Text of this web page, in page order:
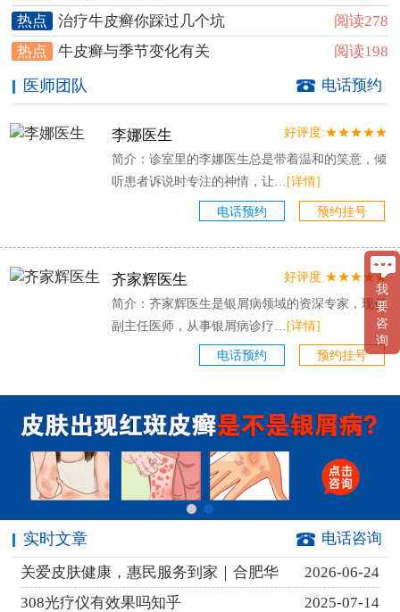
热点
治疗牛皮癣你踩过几个坑
阅读278
热点
牛皮癣与季节变化有关 阅读198
医师团队 电话预约
李娜医生
好评度:★★★★★
简介：诊室里的李娜医生总是带着温和的笑意，倾
听患者诉说时专注的神情，让… [详情]
电话预约 预约挂号
齐家辉医生
好评度:★★★★★
简介：齐家辉医生是银屑病领域的资深专家，现任
副主任医师，从事银屑病诊疗…
[详情]
电话预约 预约挂号
实时文章
电话咨询
关爱皮肤健康，惠民服务到家｜合肥华
2026-06-24
308光疗仪有效果吗知乎
2025-07-14
我
要
咨
询